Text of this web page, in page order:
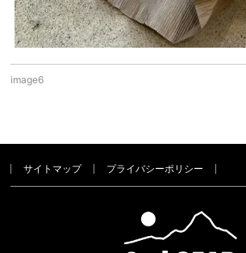
image6
サイトマップ プライバシーポリシー